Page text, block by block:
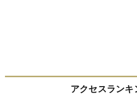
アクセスランキ